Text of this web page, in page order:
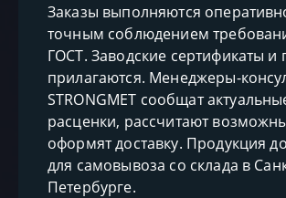
Заказы выполняются
точным соблюдением
ГОСТ. Заводские сертификаты и
прилагаются. Менеджеры-
STRONGMET сообщат
расценки, рассчитают
оформят доставку. Продукция
для самовывоза со склада в
Петербурге.